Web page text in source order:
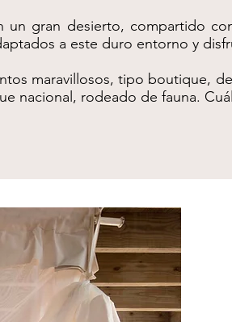
un gran desierto, compartido
a este duro entorno y
maravillosos, tipo boutique,
nacional, rodeado de fauna.